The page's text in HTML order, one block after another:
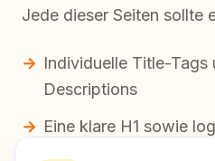
Jede dieser Seiten sollte
Individuelle Title-Tags
Descriptions
Eine klare H1 sowie